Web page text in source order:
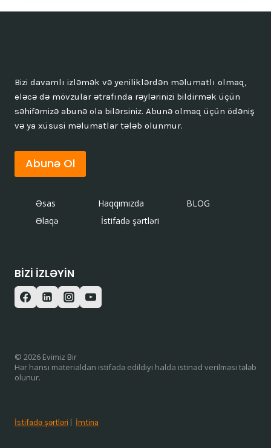
Bizi davamlı izləmək və yeniliklərdən məlumatlı olmaq,
eləcə də mövzular ətrafında rəylərinizi bildirmək üçün
səhifəmizə abunə ola bilərsiniz. Abunə olmaq üçün ödəniş
və ya xüsusi məlumatlar tələb olunmur.
Abunə Ol
Əsas Haqqımızda
BLOG
Əlaqə
İstifadə şərtləri
BIZI IZLƏYIN
© 2026 Evimiz Bir
Hər hansı materialdan istifadə edildiyi halda istinad verilməsi tələb
olunur.
İstifadə şərtləri İmtina